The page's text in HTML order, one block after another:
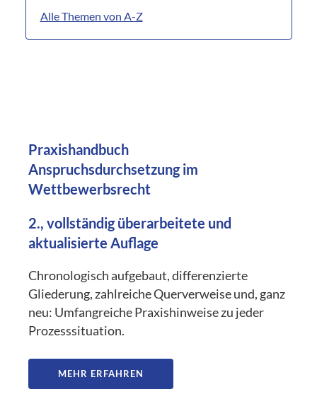
Alle Themen von A-Z
Praxishandbuch
Anspruchsdurchsetzung im
Wettbewerbsrecht
2., vollständig überarbeitete und
aktualisierte Auflage
Chronologisch aufgebaut, differenzierte
Gliederung, zahlreiche Querverweise und, ganz
neu: Umfangreiche Praxishinweise zu jeder
Prozesssituation.
MEHR ERFAHREN